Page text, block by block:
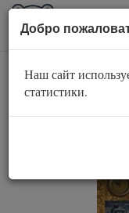
1970
Добро
Наш сайт
статистики.